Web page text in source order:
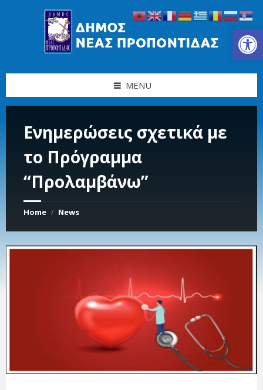
Ανοίξτε τη γραμμή εργαλείων
MENU
Ενημερώσεις σχετικά με
το Πρόγραμμα
“Προλαμβάνω”
Home / News